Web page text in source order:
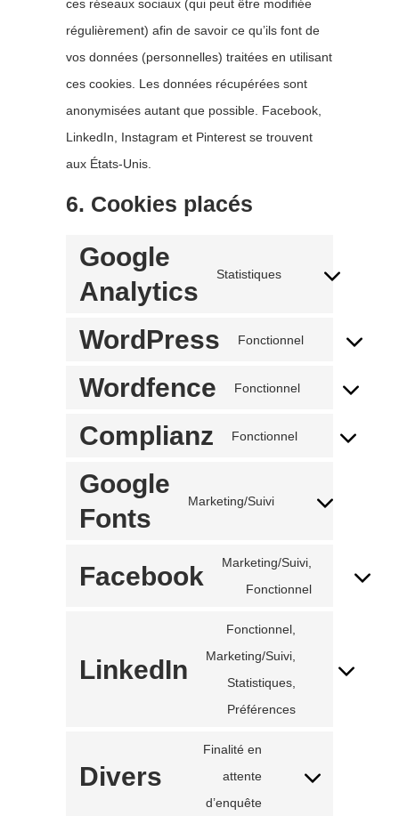
ces réseaux sociaux (qui peut être modifiée
régulièrement) afin de savoir ce qu’ils font de
vos données (personnelles) traitées en utilisant
ces cookies. Les données récupérées sont
anonymisées autant que possible. Facebook,
LinkedIn, Instagram et Pinterest se trouvent
aux États-Unis.
6. Cookies placés
Google
Analytics
Statistiques
Consent
analytics
WordPress Fonctionnel
Consent
wordpress
Wordfence Fonctionnel
Consent
wordfence
Complianz Fonctionnel
Consent
Google
Fonts
Marketing/Suivi
Consent
google-
Facebook
Marketing/Suivi,
Fonctionnel
Consent
LinkedIn
Fonctionnel,
Marketing/Suivi,
Statistiques,
Préférences
Consent
Divers
Finalité en
attente
d’enquête
Consent